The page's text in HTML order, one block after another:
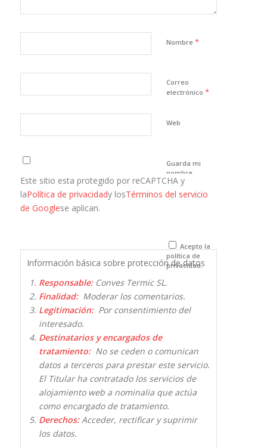
Nombre *
Correo
electrónico *
Web
Guarda mi
nombre,
correo
electrónico y
que comente.
Este sitio esta protegido por reCAPTCHA y
laPolítica de privacidady losTérminos del servicio
de Googlese aplican.
Acepto la
política de
privacidad.
Información básica sobre protección de datos
Responsable:Conves Termic SL.
Finalidad:Moderar los comentarios.
Legitimación:Por consentimiento del
interesado.
Destinatarios y encargados de
tratamiento:No se ceden o comunican
datos a terceros para prestar este servicio.
El Titular ha contratado los servicios de
alojamiento web a nominalia que actúa
como encargado de tratamiento.
Derechos:Acceder, rectificar y suprimir
los datos.